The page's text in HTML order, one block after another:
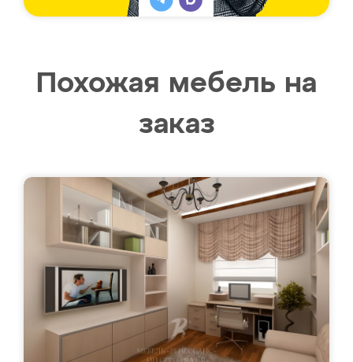
Похожая мебель на
заказ